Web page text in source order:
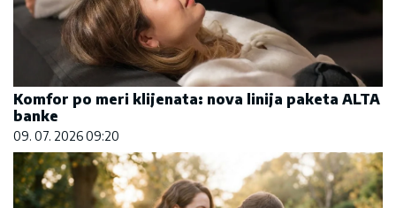
Komfor po meri klijenata: nova linija paketa ALTA
banke
09. 07. 2026 09:20